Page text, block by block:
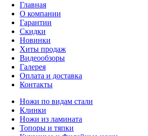
Главная
О компании
Гарантии
Скидки
Новинки
Хиты продаж
Видеообзоры
Галерея
Оплата и доставка
Контакты
Ножи по видам стали
Клинки
Ножи из ламината
Топоры и тяпки